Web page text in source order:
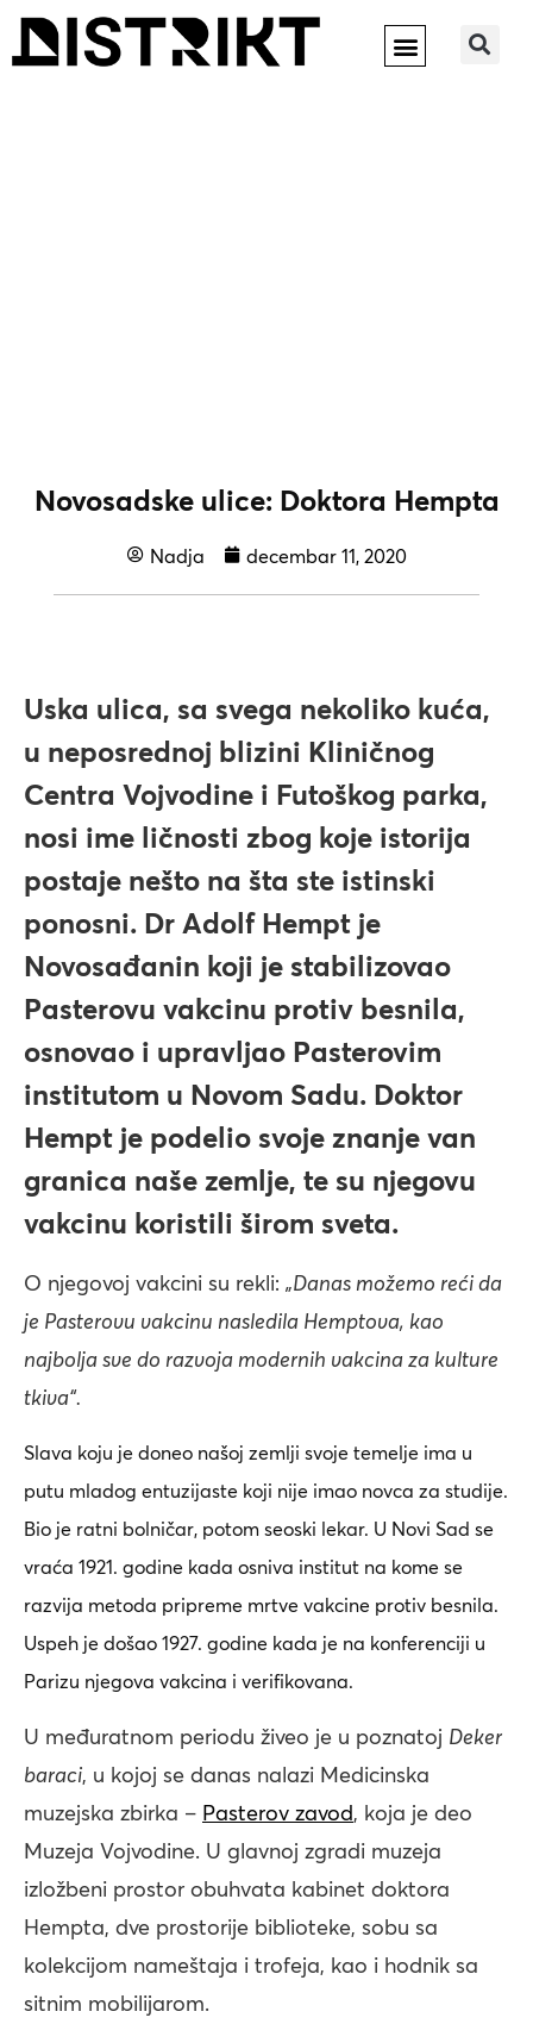
Novosadske ulice: Doktora Hempta
Nadja decembar 11, 2020
Uska ulica, sa svega nekoliko kuća,
u neposrednoj blizini Kliničnog
Centra Vojvodine i Futoškog parka,
nosi ime ličnosti zbog koje istorija
postaje nešto na šta ste istinski
ponosni. Dr Adolf Hempt je
Novosađanin koji je stabilizovao
Pasterovu vakcinu protiv besnila,
osnovao i upravljao Pasterovim
institutom u Novom Sadu. Doktor
Hempt je podelio svoje znanje van
granica naše zemlje, te su njegovu
vakcinu koristili širom sveta.
O njegovoj vakcini su rekli: „Danas možemo reći da
je Pasterovu vakcinu nasledila Hemptova, kao
najbolja sve do razvoja modernih vakcina za kulture
tkiva“.
Slava koju je doneo našoj zemlji svoje temelje ima u
putu mladog entuzijaste koji nije imao novca za studije.
Bio je ratni bolničar, potom seoski lekar. U Novi Sad se
vraća 1921. godine kada osniva institut na kome se
razvija metoda pripreme mrtve vakcine protiv besnila.
Uspeh je došao 1927. godine kada je na konferenciji u
Parizu njegova vakcina i verifikovana.
U međuratnom periodu živeo je u poznatoj Deker
baraci, u kojoj se danas nalazi Medicinska
muzejska zbirka – Pasterov zavod, koja je deo
Muzeja Vojvodine. U glavnoj zgradi muzeja
izložbeni prostor obuhvata kabinet doktora
Hempta, dve prostorije biblioteke, sobu sa
kolekcijom nameštaja i trofeja, kao i hodnik sa
sitnim mobilijarom.